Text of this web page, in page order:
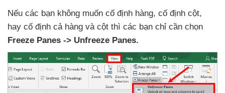
Nếu các bạn không muốn cố định hàng, cố định cột,
hay cố định cả hàng và cột thì các bạn chỉ cần chọn
Freeze Panes -> Unfreeze Panes.